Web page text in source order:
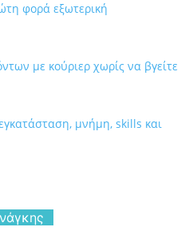
φορά εξωτερική
με κούριερ χωρίς να βγείτε
μνήμη, skills και